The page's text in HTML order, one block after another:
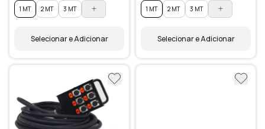
1 MT 2 MT 3 MT
Selecionar e Adicionar
1 MT 2 MT 3 MT
Selecionar e Adicionar